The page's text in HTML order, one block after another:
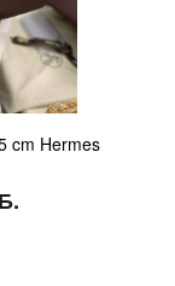
cm Hermes